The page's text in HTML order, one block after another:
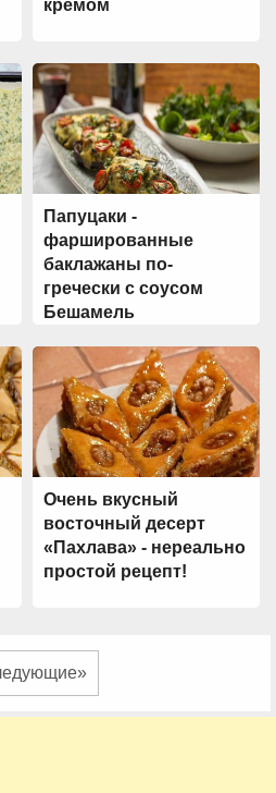
кремом
Папуцаки -
фаршированные
баклажаны по-
гречески с соусом
Бешамель
Очень вкусный
восточный десерт
«Пахлава» - нереально
простой рецепт!